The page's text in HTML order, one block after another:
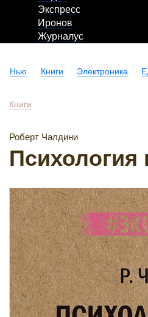
Экспресс
Иронов
Журналус
Нью Книги Электроника
Книги
Роберт Чалдини
Психология